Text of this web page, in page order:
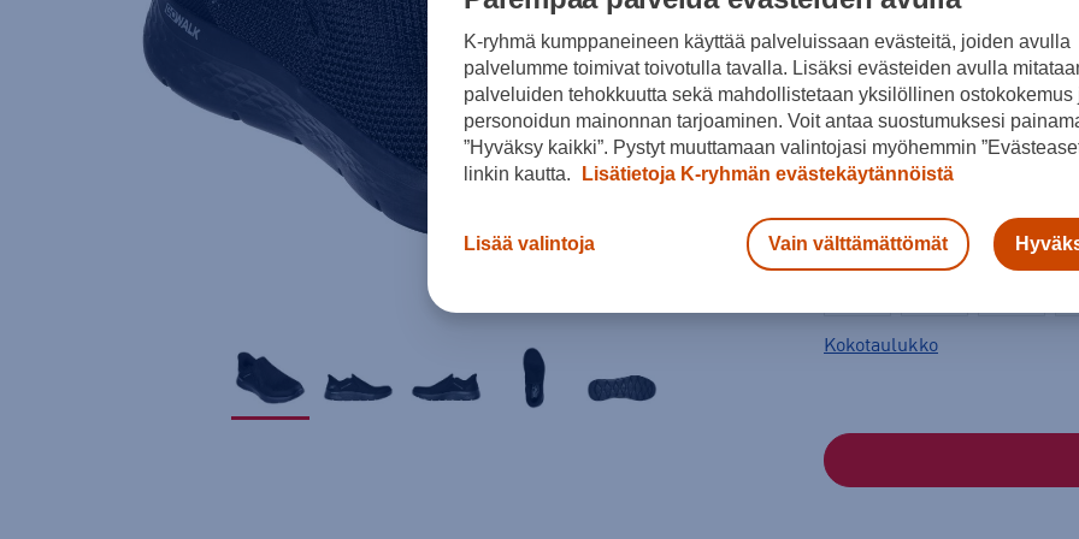
Väri
39,5 40 41
Kokotaulukko
K-ryhmä kumppaneineen käyttää palveluissaan evästeitä, joiden avulla
palvelumme toimivat toivotulla tavalla. Lisäksi evästeiden avulla
palveluiden tehokkuutta sekä mahdollistetaan yksilöllinen ostokokemus
personoidun mainonnan tarjoaminen. Voit antaa suostumuksesi
”Hyväksy kaikki”. Pystyt muuttamaan valintojasi myöhemmin
linkin kautta.
Lisätietoja K-ryhmän evästekäytännöistä
Lisää valintoja Vain välttämättömät